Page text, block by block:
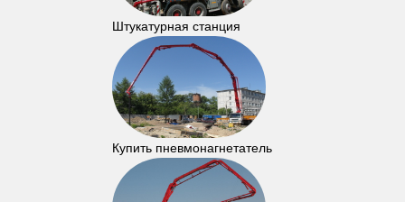
Штукатурная станция
Купить пневмонагнетатель